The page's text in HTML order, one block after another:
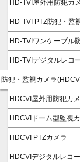
HD-TVI屋外用防犯カ
HD-TVI PTZ防犯・監
HD-TVIワンケーブル
HD-TVIデジタルレコ
防犯・監視カメラ
HDCVI屋外用防犯カ
HDCVIドーム型監視
HDCVI PTZカメラ
HDCVIデジタルレコ